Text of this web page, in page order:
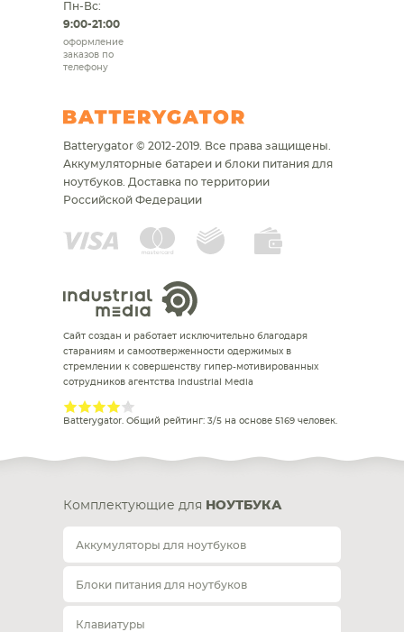
Пн-Вс:
9:00-21:00
оформление
заказов по
телефону
Batterygator © 2012-2019. Все права защищены.
Аккумуляторные батареи и блоки питания для
ноутбуков. Доставка по территории
Российской Федерации
Сайт создан и работает исключительно благодаря
стараниям и самоотверженности одержимых в
стремлении к совершенству гипер-мотивированных
сотрудников агентства Industrial Media
Batterygator. Общий рейтинг: 3/5 на основе 5169 человек.
Комплектующие для НОУТБУКА
Аккумуляторы для ноутбуков
Блоки питания для ноутбуков
Клавиатуры